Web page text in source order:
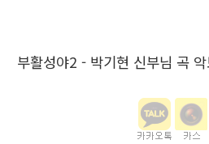
부활성야2 - 박기현 신부님 곡